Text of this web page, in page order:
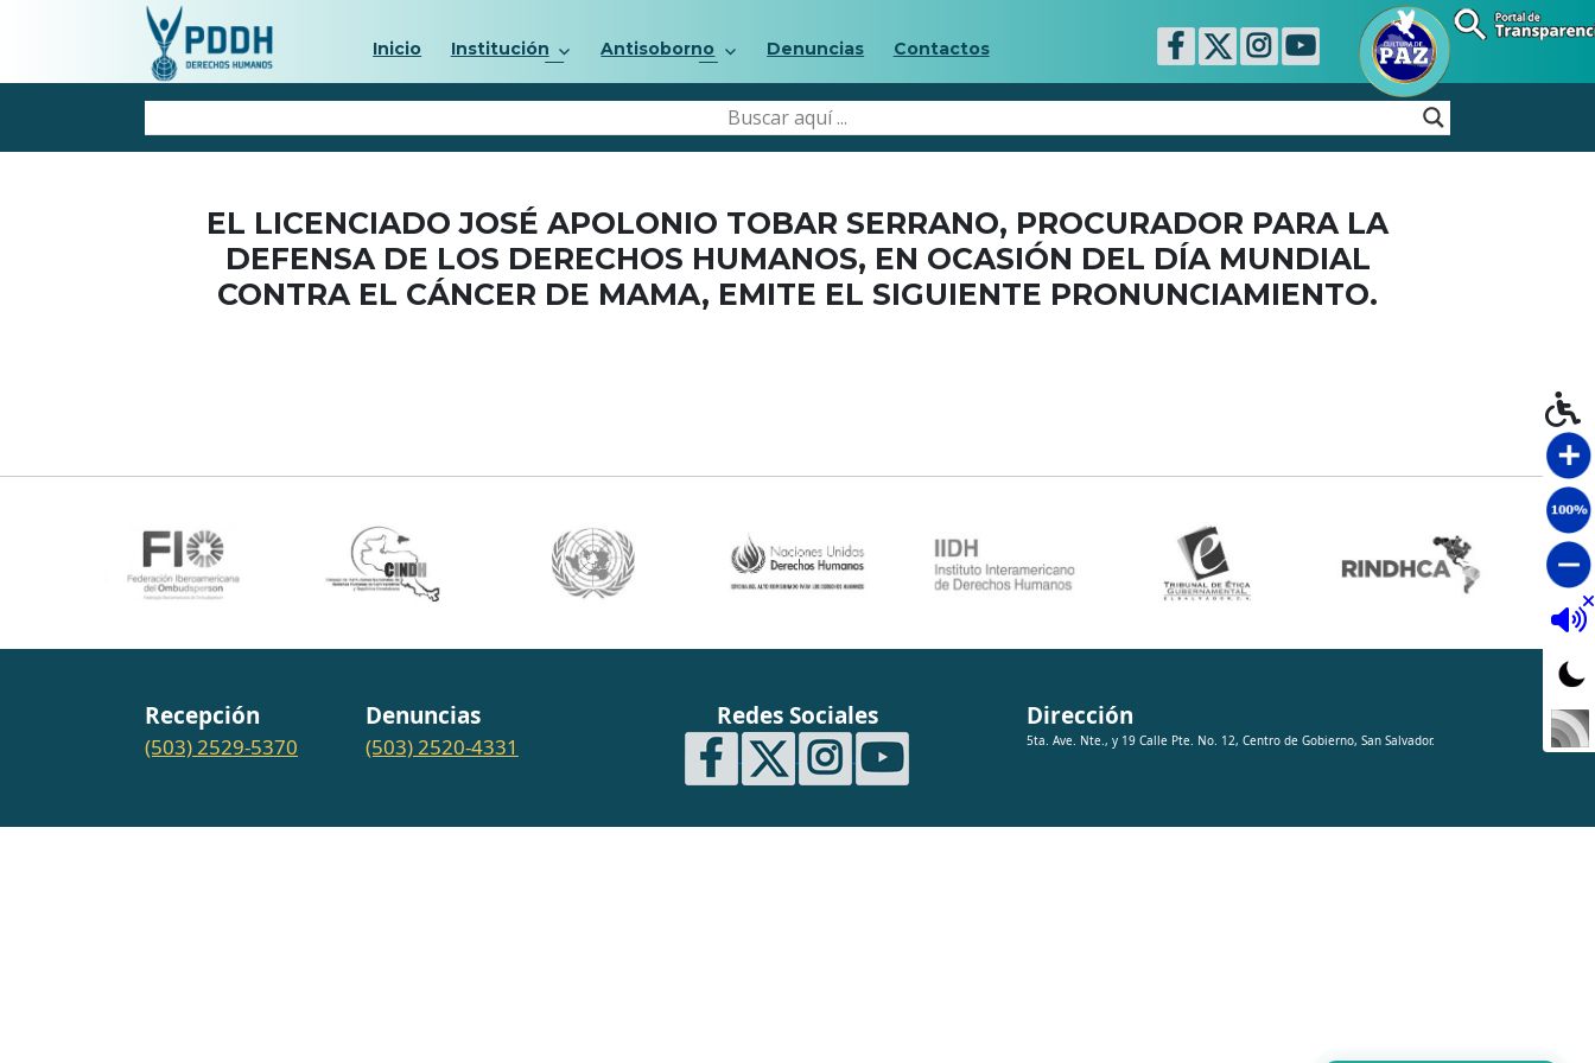
Inicio Institución Antisoborno Denuncias Contactos
EL LICENCIADO JOSÉ APOLONIO TOBAR SERRANO, PROCURADOR PARA LA
DEFENSA DE LOS DERECHOS HUMANOS, EN OCASIÓN DEL DÍA MUNDIAL
CONTRA EL CÁNCER DE MAMA, EMITE EL SIGUIENTE PRONUNCIAMIENTO.
Recepción
(503) 2529-5370
Denuncias
(503) 2520-4331
Redes Sociales Dirección
5ta. Ave. Nte., y 19 Calle Pte. No. 12, Centro de Gobierno, San Salvador.